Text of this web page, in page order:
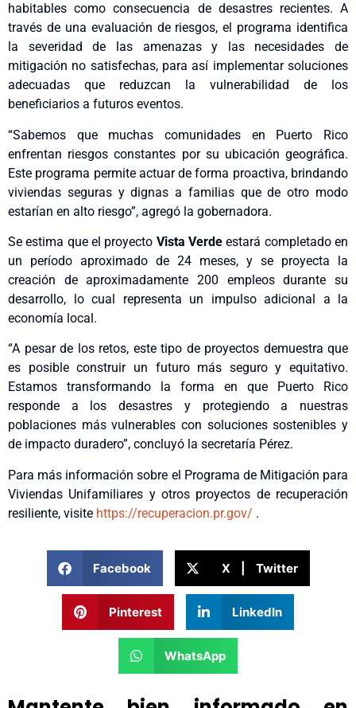
habitables como consecuencia de desastres recientes. A
través de una evaluación de riesgos, el programa identifica
la severidad de las amenazas y las necesidades de
mitigación no satisfechas, para así implementar soluciones
adecuadas que reduzcan la vulnerabilidad de los
beneficiarios a futuros eventos.
“Sabemos que muchas comunidades en Puerto Rico
enfrentan riesgos constantes por su ubicación geográfica.
Este programa permite actuar de forma proactiva, brindando
viviendas seguras y dignas a familias que de otro modo
estarían en alto riesgo”, agregó la gobernadora.
Se estima que el proyecto Vista Verde estará completado en
un período aproximado de 24 meses, y se proyecta la
creación de aproximadamente 200 empleos durante su
desarrollo, lo cual representa un impulso adicional a la
economía local.
“A pesar de los retos, este tipo de proyectos demuestra que
es posible construir un futuro más seguro y equitativo.
Estamos transformando la forma en que Puerto Rico
responde a los desastres y protegiendo a nuestras
poblaciones más vulnerables con soluciones sostenibles y
de impacto duradero”, concluyó la secretaría Pérez.
Para más información sobre el Programa de Mitigación para
Viviendas Unifamiliares y otros proyectos de recuperación
resiliente, visite https://recuperacion.pr.gov/ .
Facebook X | Twitter
Pinterest LinkedIn
WhatsApp